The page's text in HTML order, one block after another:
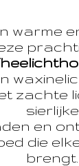
warme
zachte
sierlijke
en
die
brengt.